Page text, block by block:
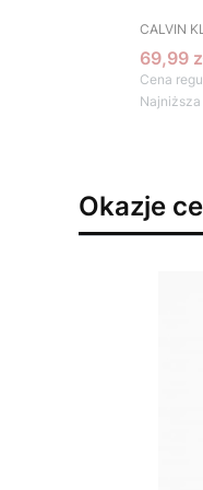
CALVIN
Cena
69,99
Cena
Najniższa
Okazje